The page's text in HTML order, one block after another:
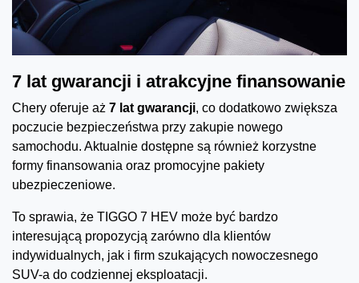
7 lat gwarancji i atrakcyjne finansowanie
Chery oferuje aż 7 lat gwarancji, co dodatkowo zwiększa
poczucie bezpieczeństwa przy zakupie nowego
samochodu. Aktualnie dostępne są również korzystne
formy finansowania oraz promocyjne pakiety
ubezpieczeniowe.
To sprawia, że TIGGO 7 HEV może być bardzo
interesującą propozycją zarówno dla klientów
indywidualnych, jak i firm szukających nowoczesnego
SUV-a do codziennej eksploatacji.